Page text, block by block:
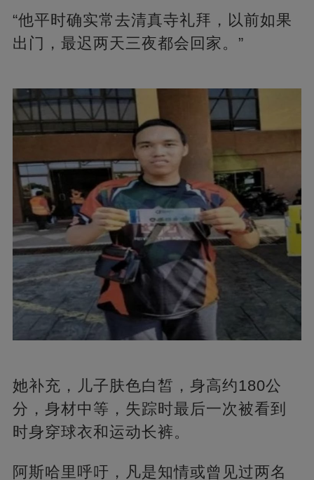
“他平时确实常去清真寺礼拜，以前如果
出门，最迟两天三夜都会回家。”
她补充，儿子肤色白皙，身高约180公
分，身材中等，失踪时最后一次被看到
时身穿球衣和运动长裤。
阿斯哈里呼吁，凡是知情或曾见过两名